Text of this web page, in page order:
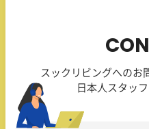
スックリビングへのお
日本人スタッ